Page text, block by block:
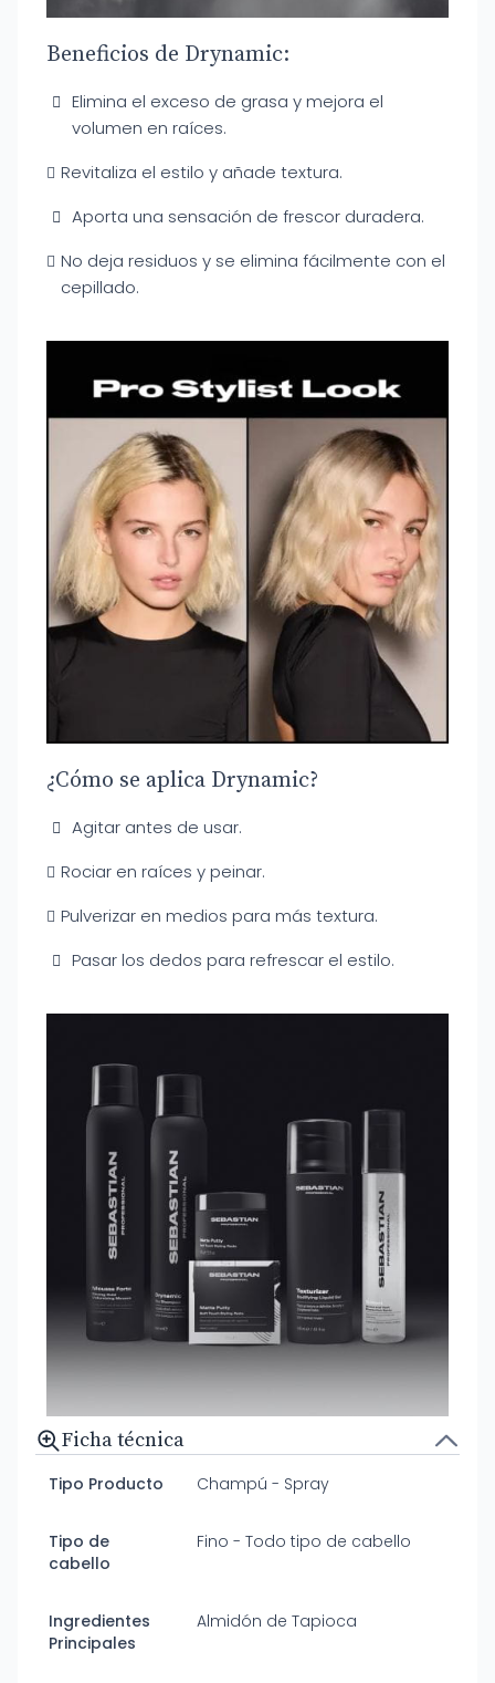
Beneficios de Drynamic:
Elimina el exceso de grasa y mejora el
volumen en raíces.
Revitaliza el estilo y añade textura.
Aporta una sensación de frescor duradera.
No deja residuos y se elimina fácilmente con el
cepillado.
¿Cómo se aplica Drynamic?
Agitar antes de usar.
Rociar en raíces y peinar.
Pulverizar en medios para más textura.
Pasar los dedos para refrescar el estilo.
Ficha técnica
Tipo Producto Champú - Spray
Tipo de
cabello
Fino - Todo tipo de cabello
Ingredientes
Principales
Almidón de Tapioca